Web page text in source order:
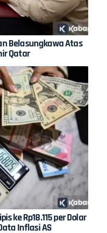
Belasungkawa Atas
Qatar
ke Rp18.115 per Dolar
Inflasi AS